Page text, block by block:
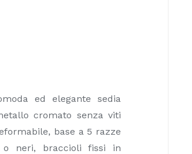
ed elegante sedia
cromato senza viti
base a 5 razze
neri, braccioli fissi in